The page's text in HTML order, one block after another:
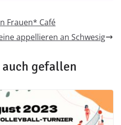
Frauen* Café
appellieren an Schwesig
gefallen